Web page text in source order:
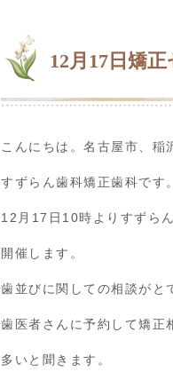
12月17日矯
こんにちは。名古屋市、
すずらん歯科矯正歯科です。
12月17日10時よりすずら
開催します。
歯並びに関しての相談がと
歯医者さんに予約して矯正
多いと聞きます。